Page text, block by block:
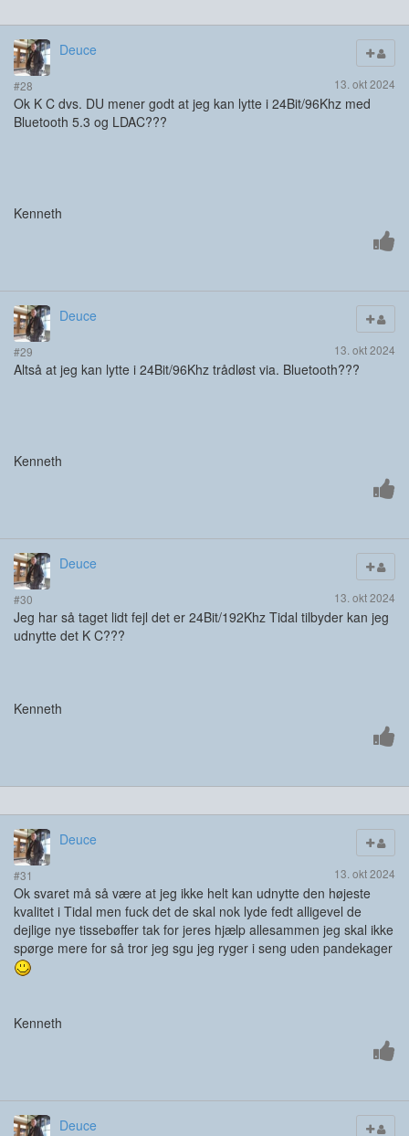
Deuce
#28 13. okt 2024
Ok K C dvs. DU mener godt at jeg kan lytte i 24Bit/96Khz med
Bluetooth 5.3 og LDAC???
Kenneth
Deuce
#29 13. okt 2024
Altså at jeg kan lytte i 24Bit/96Khz trådløst via. Bluetooth???
Kenneth
Deuce
#30 13. okt 2024
Jeg har så taget lidt fejl det er 24Bit/192Khz Tidal tilbyder kan jeg
udnytte det K C???
Kenneth
Deuce
#31 13. okt 2024
Ok svaret må så være at jeg ikke helt kan udnytte den højeste
kvalitet i Tidal men fuck det de skal nok lyde fedt alligevel de
dejlige nye tissebøffer tak for jeres hjælp allesammen jeg skal ikke
spørge mere for så tror jeg sgu jeg ryger i seng uden pandekager
Kenneth
Deuce